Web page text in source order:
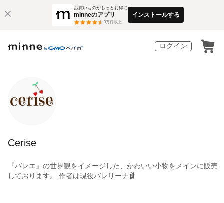
お買いものがもっとお得に
minneのアプリ
3万件以上
インストールする
ログイン
Cerise
『バレエ』の世界観をイメージした、かわいい小物をメインに販売
しております。 作者は現役バレリーナ🩰